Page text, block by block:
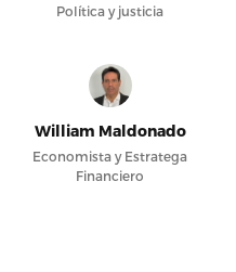
Política y justicia
William Maldonado
Economista y Estratega
Financiero